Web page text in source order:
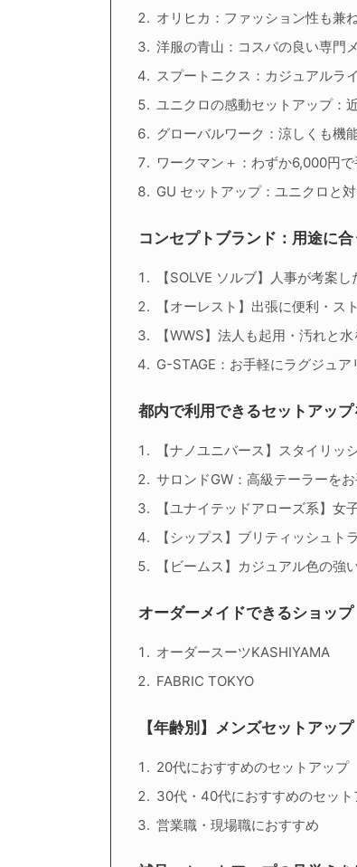
オリヒカ：ファッション性も兼
洋服の青山：コスパの良い専門
スプートニクス：カジュアルラ
ユニクロの感動セットアップ：
グローバルワーク：涼しくも機
ワークマン＋：わずか6,000円
GU セットアップ：ユニクロと
コンセプトブランド：用途に
【SOLVE ソルブ】人事が考案
【オーレスト】出張に便利・ス
【WWS】法人も起用・汚れと
G-STAGE：お手軽にラグジュ
都内で利用できるセットアッ
【ナノユニバース】スタイリッ
サロンドGW：高級テーラーを
【ユナイテッドアローズ系】女
【シップス】ブリティッシュト
【ビームス】カジュアル色の強
オーダーメイドできるショップ
オーダースーツKASHIYAMA
FABRIC TOKYO
【年齢別】メンズセットアップ
20代におすすめのセットアップ
30代・40代におすすめのセット
営業職・現場職におすすめ